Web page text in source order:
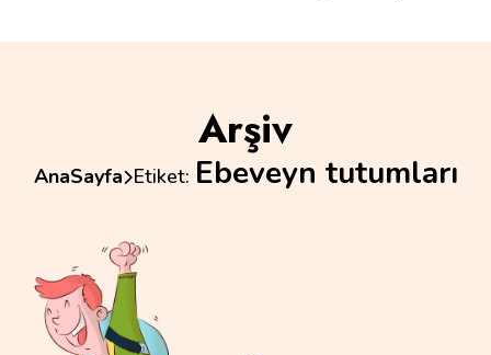
Arşiv
AnaSayfa Etiket: Ebeveyn tutumları